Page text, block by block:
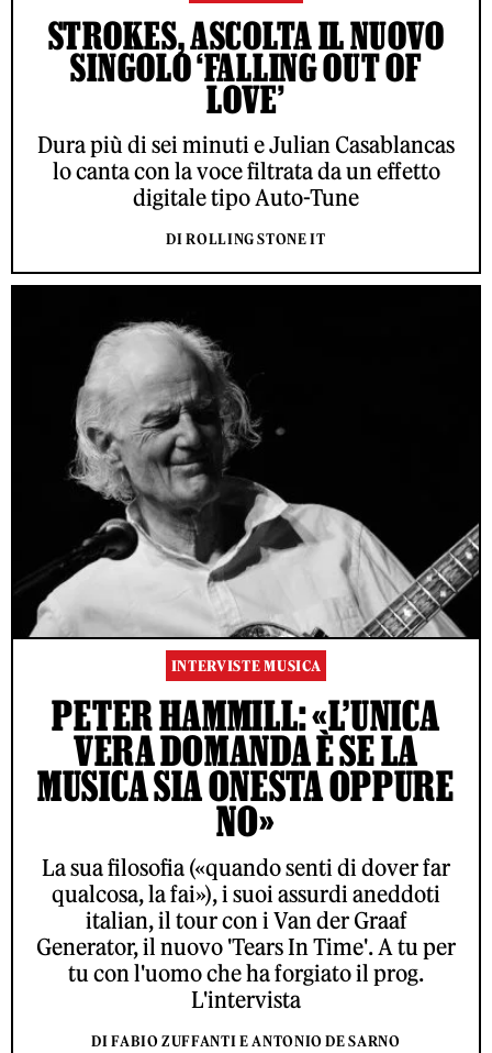
STROKES, ASCOLTA IL NUOVO
SINGOLO ‘FALLING OUT OF
LOVE’
Dura più di sei minuti e Julian Casablancas
lo canta con la voce filtrata da un effetto
digitale tipo Auto-Tune
DI ROLLING STONE IT
INTERVISTE MUSICA
PETER HAMMILL: «L’UNICA
VERA DOMANDA È SE LA
MUSICA SIA ONESTA OPPURE
NO»
La sua filosofia («quando senti di dover far
qualcosa, la fai»), i suoi assurdi aneddoti
italian, il tour con i Van der Graaf
Generator, il nuovo 'Tears In Time'. A tu per
tu con l'uomo che ha forgiato il prog.
L'intervista
DI FABIO ZUFFANTI E ANTONIO DE SARNO